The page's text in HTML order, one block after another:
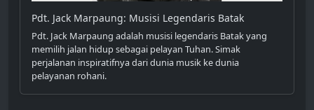
Pdt. Jack Marpaung: Musisi Legendaris Batak
Pdt. Jack Marpaung adalah musisi legendaris Batak yang
memilih jalan hidup sebagai pelayan Tuhan. Simak
perjalanan inspiratifnya dari dunia musik ke dunia
pelayanan rohani.